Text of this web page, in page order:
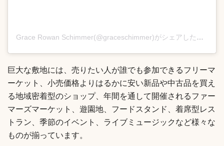
Grace Rowan Schimmer(@graceschimmer)がシェアした投稿
巨大な敷地には、売りたい人が誰でも参加できるフリーマ
ーケット、小売価格よりはるかに安い新品や中古品を買え
る地域密着型のショップ、年間を通して開催されるファー
マーズマーケット、遊園地、フードスタンド、着席型レス
トラン、季節のイベント、ライブミュージックなど様々な
ものが揃っています。